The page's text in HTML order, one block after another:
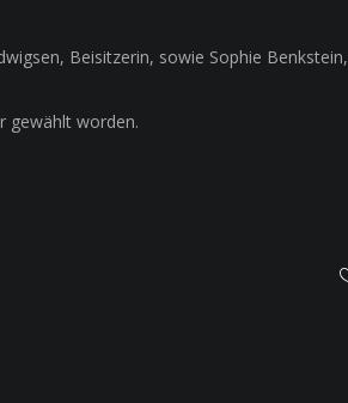
Beisitzerin, sowie Sophie Benkstein,
gewählt worden.